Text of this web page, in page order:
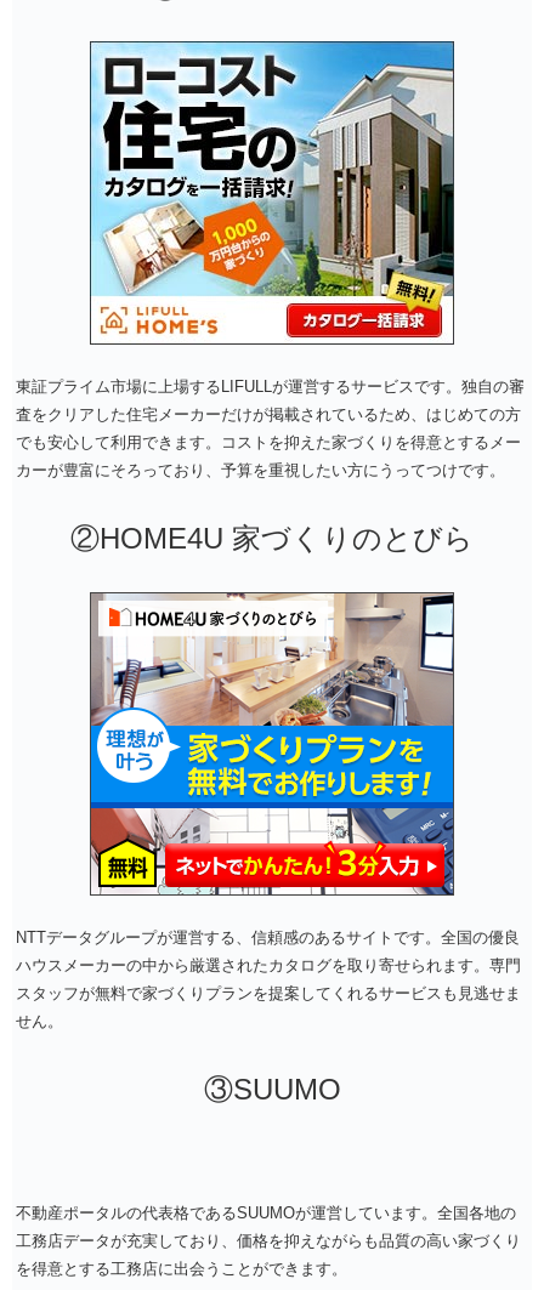
東証プライム市場に上場するLIFULLが運営するサービスです。独自の審
査をクリアした住宅メーカーだけが掲載されているため、はじめての方
でも安心して利用できます。コストを抑えた家づくりを得意とするメー
カーが豊富にそろっており、予算を重視したい方にうってつけです。
②HOME4U 家づくりのとびら
NTTデータグループが運営する、信頼感のあるサイトです。全国の優良
ハウスメーカーの中から厳選されたカタログを取り寄せられます。専門
スタッフが無料で家づくりプランを提案してくれるサービスも見逃せま
せん。
③SUUMO
不動産ポータルの代表格であるSUUMOが運営しています。全国各地の
工務店データが充実しており、価格を抑えながらも品質の高い家づくり
を得意とする工務店に出会うことができます。